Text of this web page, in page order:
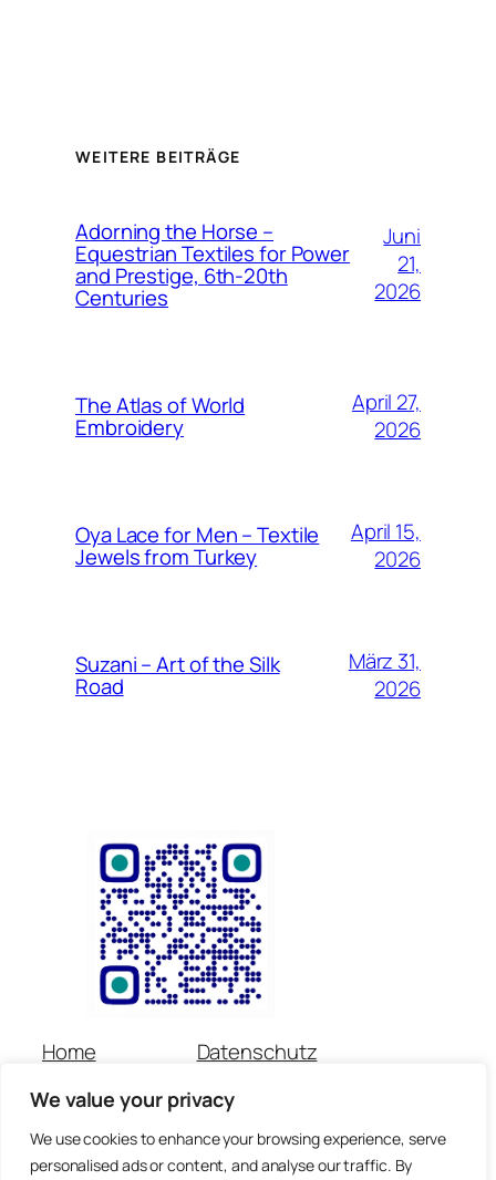
We value your privacy
We use cookies to enhance your browsing experience, serve
personalised ads or content, and analyse our traffic. By
WEITERE BEITRÄGE
Adorning the Horse –
Equestrian Textiles for Power
and Prestige, 6th-20th
Centuries
Juni
21,
2026
The Atlas of World
Embroidery
April 27,
2026
Oya Lace for Men – Textile
Jewels from Turkey
April 15,
2026
Suzani – Art of the Silk
Road
März 31,
2026
Home
Veranstaltungen
Spenden
Datenschutz
Kontakt
Newsletter
© Copyright für alle Inhalte : Preetorius Stiftung 2018 –